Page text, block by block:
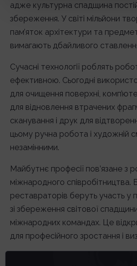
адже культурна спадщина
збереження. У світі мільйони
пам’яток архітектури та
вимагають дбайливого
Сучасні технології роблять
ефективною. Сьогодні
для очищення поверхні,
для відновлення втрачених
сканування і друк для
цьому ручна робота і художній
незамінними.
Майбутнє професії пов’язане з
міжнародного співробітництва.
реставраторів беруть участь
зі збереження світової
міжнародних командах. Це
для професійного зростання і